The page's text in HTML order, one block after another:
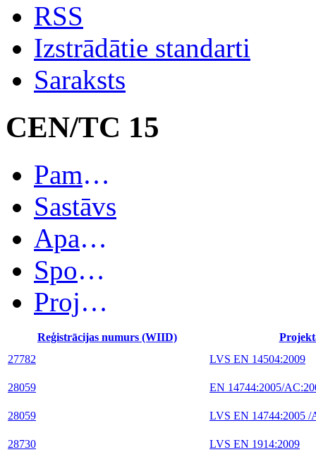
RSS
Izstrādātie standarti
Saraksts
CEN/TC 15
Pamatinformācija
Sastāvs
Apakškomitejas
Spoguļkomitejas
Projekti
Reģistrācijas numurs (WIID)
27782
LVS EN 14504:2009
28059 EN 14744:2005/
28059 LVS EN 14744:2005 /
28730 LVS EN 1914:2009